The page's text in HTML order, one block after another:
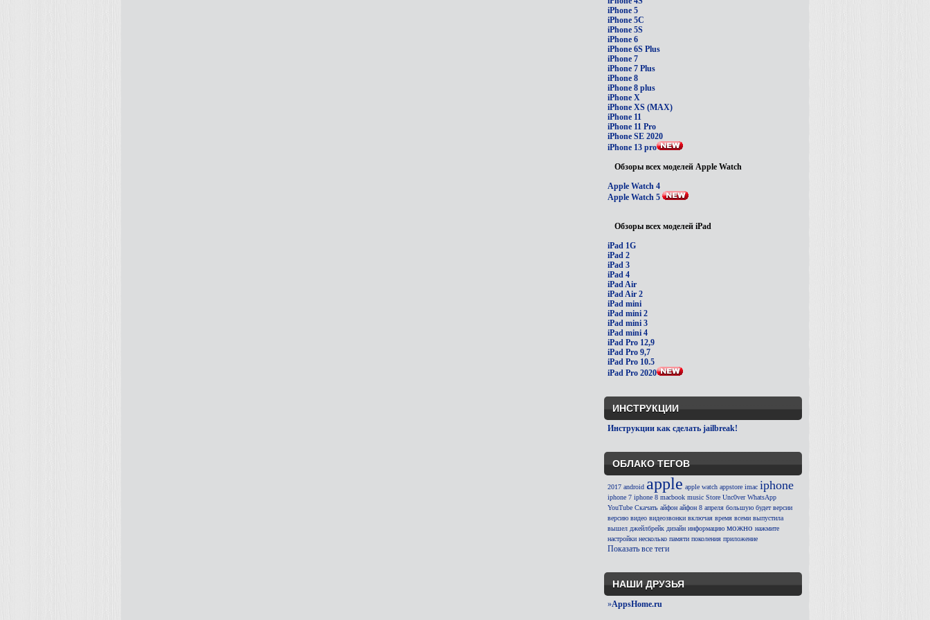
iPhone 5
iPhone 5C
iPhone 5S
iPhone 6
iPhone 6S Plus
iPhone 7
iPhone 7 Plus
iPhone 8
iPhone 8 plus
iPhone X
iPhone XS (MAX)
iPhone 11
iPhone 11 Pro
iPhone SE 2020
iPhone 13 pro
Обзоры всех моделей Apple Watch
Apple Watch 4
Apple Watch 5
Обзоры всех моделей iPad
iPad 1G
iPad 2
iPad 3
iPad 4
iPad Air
iPad Air 2
iPad mini
iPad mini 2
iPad mini 3
iPad mini 4
iPad Pro 12,9
iPad Pro 9,7
iPad Pro 10.5
iPad Pro 2020
ИНСТРУКЦИИ
Инструкции как сделать jailbreak!
ОБЛАКО ТЕГОВ
2017 android apple apple watch appstore imac iphone
iphone 7 iphone 8 macbook music Store Unc0ver WhatsApp
YouTube Скачать айфон айфон 8 апреля большую будет версии
версию видео видеозвонки включая время всеми выпустила
вышел джейлбрейк дизайн информацию можно нажмите
настройки несколько памяти поколения приложение
Показать все теги
НАШИ ДРУЗЬЯ
»AppsHome.ru